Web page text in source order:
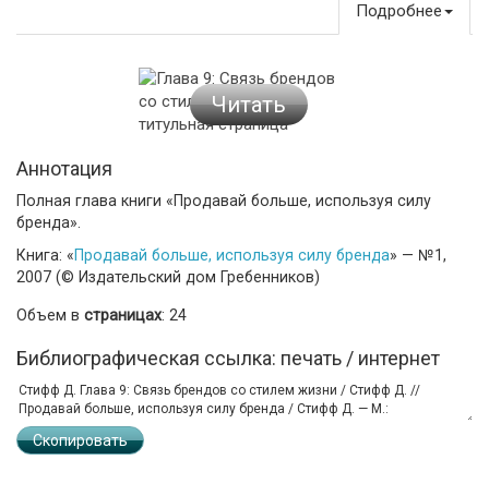
Подробнее
Читать
Аннотация
Полная глава книги «Продавай больше, используя силу
бренда».
Книга: «Продавай больше, используя силу бренда» — №1,
2007 (© Издательский дом Гребенников)
Объем в страницах: 24
Библиографическая ссылка: печать / интернет
Скопировать